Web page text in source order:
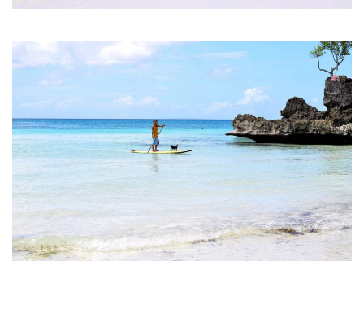
ホーム
プロフィール